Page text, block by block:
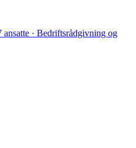
· Bedriftsrådgivning og